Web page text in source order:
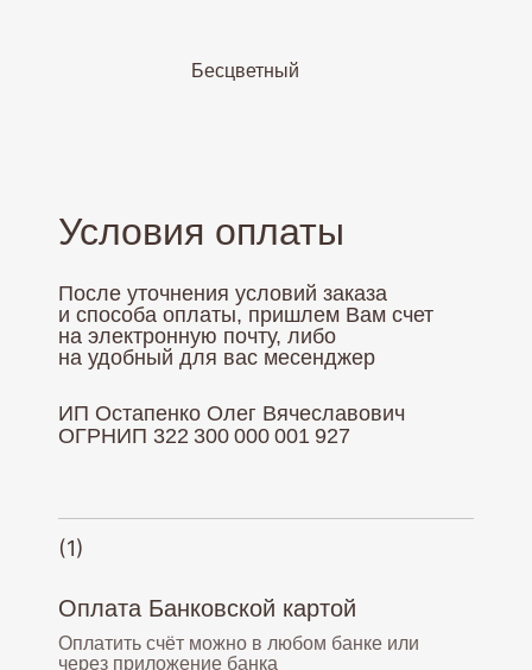
Бесцветный
Оплатить счёт можно в любом банке или
через приложение банка
Оплата Банковской картой
(1)
ИП Остапенко Олег Вячеславович
ОГРНИП 322 300 000 001 927
После уточнения условий заказа
и способа оплаты, пришлем Вам счет
на электронную почту, либо
на удобный для вас месенджер
Условия оплаты